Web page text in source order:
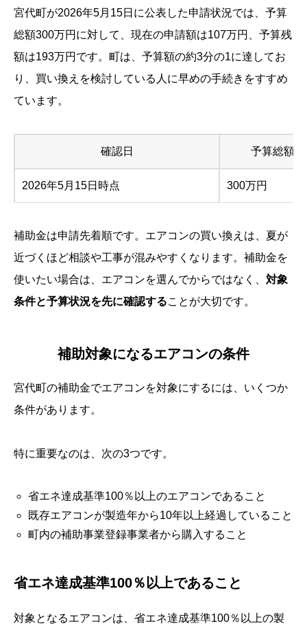
宮代町が2026年5月15日に公表した申請状況では、予算
総額300万円に対して、現在の申請額は107万円、予算残
額は193万円です。町は、予算額の約3分の1に達してお
り、買い換えを検討している人に早めの手続きをすすめ
ています。
確認日 予算総額
2026年5月15日時点 300万円
補助金は申請先着順です。エアコンの買い換えは、夏が
近づくほど相談や工事が混みやすくなります。補助金を
使いたい場合は、エアコンを選んでからではなく、 対象
条件と予算状況を先に確認することが大切です。
補助対象になるエアコンの条件
宮代町の補助金でエアコンを対象にするには、いくつか
条件があります。
特に重要なのは、次の3つです。
省エネ達成基準100％以上のエアコンであること
既存エアコンが製造年から10年以上経過していること
町内の補助事業登録事業者から購入すること
省エネ達成基準100％以上であること
対象となるエアコンは、省エネ達成基準100％以上の製